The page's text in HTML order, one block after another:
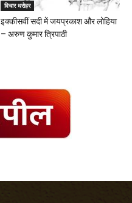
विचार धरोहर
इक्कीसवीं सदी में जयप्रकाश और लोहिया
– अरुण कुमार त्रिपाठी